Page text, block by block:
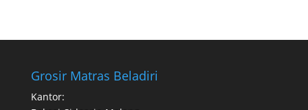
Grosir Matras Beladiri
Kantor: